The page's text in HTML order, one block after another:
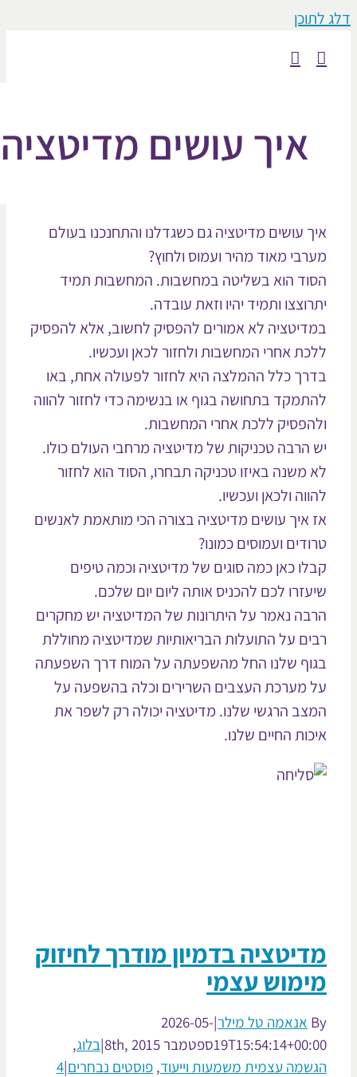
איך עושים מדיטציה
עושים מדיטציה גם כשגדלנו והתחנכנו בעולם
מאוד מהיר ועמוס ולחוץ?
הוא בשליטה במחשבות. המחשבות תמיד
ותמיד יהיו וזאת עובדה.
לא אמורים להפסיק לחשוב, אלא להפסיק
אחרי המחשבות ולחזור לכאן ועכשיו.
כלל ההמלצה היא לחזור לפעולה אחת, באו
בתחושה בגוף או בנשימה כדי לחזור להווה
ללכת אחרי המחשבות.
הרבה טכניקות של מדיטציה מרחבי העולם כולו.
משנה באיזו טכניקה תבחרו, הסוד הוא לחזור
ולכאן ועכשיו.
איך עושים מדיטציה בצורה הכי מותאמת לאנשים
ועמוסים כמונו?
כאן כמה סוגים של מדיטציה וכמה טיפים
לכם להכניס אותה ליום יום שלכם.
נאמר על היתרונות של המדיטציה יש מחקרים
על התועלות הבריאותיות שמדיטציה מחוללת
שלנו החל מהשפעתה על המוח דרך השפעתה
מערכת העצבים השרירים וכלה בהשפעה על
הרגשי שלנו. מדיטציה יכולה רק לשפר את
החיים שלנו.
מדיטציה
הגשמה עצמית
בדמיון מודרך לחיזוק
עצמי
אנאמה טל מילר|
2026-05-
ספטמבר 8th, 2015 |בלוג,
עצמית משמעות וייעוד,פוסטים נבחרים |
4